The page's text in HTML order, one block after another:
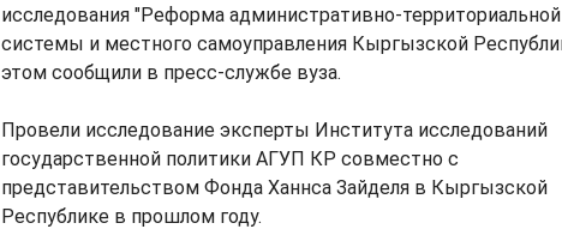
исследования "Реформа административно-территориальной
системы и местного самоуправления Кыргызской
этом сообщили в пресс-службе вуза.
Провели исследование эксперты Института исследований
государственной политики АГУП КР совместно с
представительством Фонда Ханнса Зайделя в Кыргызской
Республике в прошлом году.